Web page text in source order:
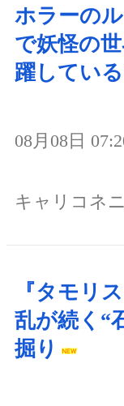
ホラーの
で妖怪の
躍している
08月08日
キャリコネ
『タモリ
乱が続く“
掘り